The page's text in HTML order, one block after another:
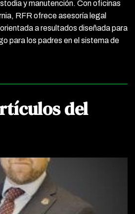
y manutención. Con oficinas
RFR ofrece asesoría legal
a resultados diseñada para
para los padres en el sistema de
del